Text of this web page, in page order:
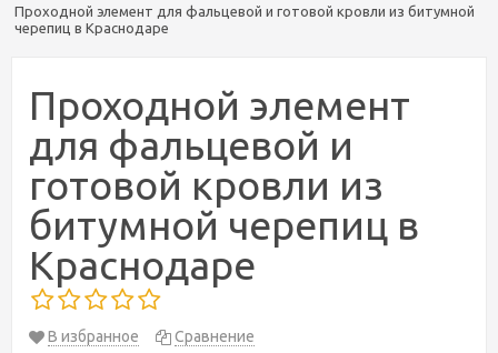
Проходной элемент для фальцевой и готовой кровли из битумной
черепиц в Краснодаре
Проходной элемент
для фальцевой и
готовой кровли из
битумной черепиц в
Краснодаре
В избранное Сравнение